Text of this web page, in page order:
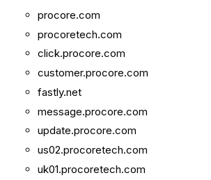
procore.com
procoretech.com
click.procore.com
customer.procore.com
fastly.net
message.procore.com
update.procore.com
us02.procoretech.com
uk01.procoretech.com